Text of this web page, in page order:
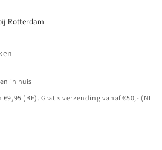
Rotterdam
in huis
(BE). Gratis verzending vanaf €50,- (NL